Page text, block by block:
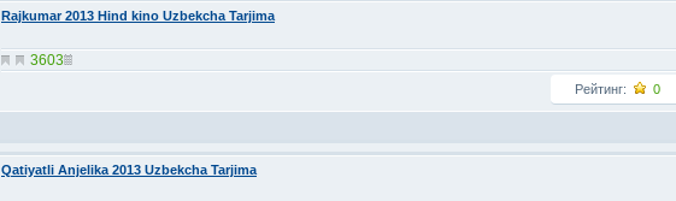
Rajkumar 2013 Hind kino Uzbekcha Tarjima
3603
Рейтинг: 0
Qatiyatli Anjelika 2013 Uzbekcha Tarjima